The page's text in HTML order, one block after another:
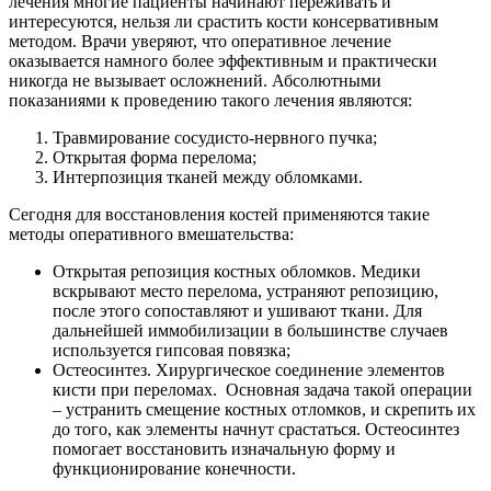
интересуются, нельзя ли срастить кости консервативным
методом. Врачи уверяют, что оперативное лечение
оказывается намного более эффективным и практически
никогда не вызывает осложнений. Абсолютными
показаниями к проведению такого лечения являются:
Травмирование сосудисто-нервного пучка;
Открытая форма перелома;
Интерпозиция тканей между обломками.
Сегодня для восстановления костей применяются такие
методы оперативного вмешательства:
Открытая репозиция костных обломков. Медики
вскрывают место перелома, устраняют репозицию,
после этого сопоставляют и ушивают ткани. Для
дальнейшей иммобилизации в большинстве случаев
используется гипсовая повязка;
Остеосинтез. Хирургическое соединение элементов
кисти при переломах. Основная задача такой операции
– устранить смещение костных отломков, и скрепить их
до того, как элементы начнут срастаться. Остеосинтез
помогает восстановить изначальную форму и
функционирование конечности.